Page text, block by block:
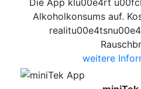
Alkoholkonsums auf.
weitere